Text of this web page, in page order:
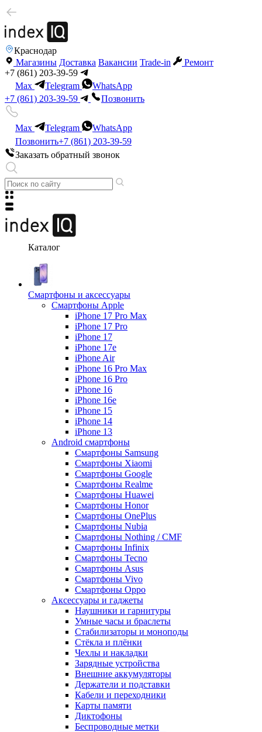
Краснодар
Магазины Доставка Вакансии Trade-in
Ремонт
+7 (861) 203-39-59
Max
Telegram
WhatsApp
+7 (861) 203-39-59
Позвонить
Max Telegram
WhatsApp
Позвонить+7 (861) 203-39-59
Заказать обратный звонок
Каталог
Смартфоны и аксессуары
Смартфоны Apple
iPhone 17 Pro Max
iPhone 17 Pro
iPhone 17
iPhone 17e
iPhone Air
iPhone 16 Pro Max
iPhone 16 Pro
iPhone 16
iPhone 16e
iPhone 15
iPhone 14
iPhone 13
Android cмартфоны
Смартфоны Samsung
Смартфоны Xiaomi
Смартфоны Google
Смартфоны Realme
Смартфоны Huawei
Смартфоны Honor
Смартфоны OnePlus
Смартфоны Nubia
Смартфоны Nothing / CMF
Смартфоны Infinix
Смартфоны Tecno
Смартфоны Asus
Смартфоны Vivo
Смартфоны Oppo
Аксессуары и гаджеты
Наушники и гарнитуры
Умные часы и браслеты
Стабилизаторы и моноподы
Стёкла и плёнки
Чехлы и накладки
Зарядные устройства
Внешние аккумуляторы
Держатели и подставки
Кабели и переходники
Карты памяти
Диктофоны
Беспроводные метки